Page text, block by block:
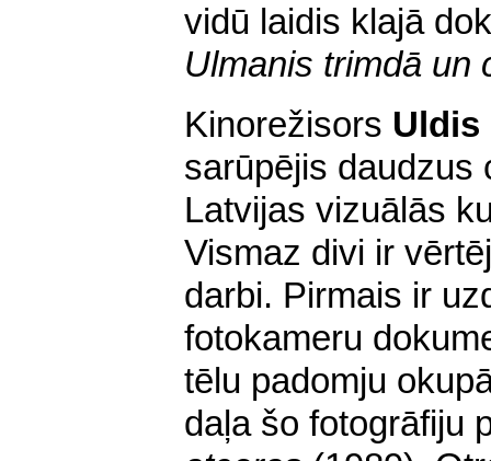
vidū laidis klajā
Ulmanis trimdā un
Kinorežisors Uldis
sarūpējis daudzus
Latvijas vizuālās
Vismaz divi ir
darbi. Pirmais ir
fotokameru
tēlu padomju
daļa šo fotogrāfiju